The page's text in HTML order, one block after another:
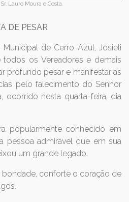
Lauro Moura e Costa.
DE PESAR
de Cerro Azul, Josieli
os Vereadores e demais
profundo pesar e manifestar as
pelo falecimento do Senhor
ocorrido nesta quarta-feira, dia
popularmente conhecido em
pessoa admirável que em sua
um grande legado.
bondade, conforte o coração de